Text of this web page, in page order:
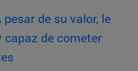
pesar de su valor, le
capaz de cometer